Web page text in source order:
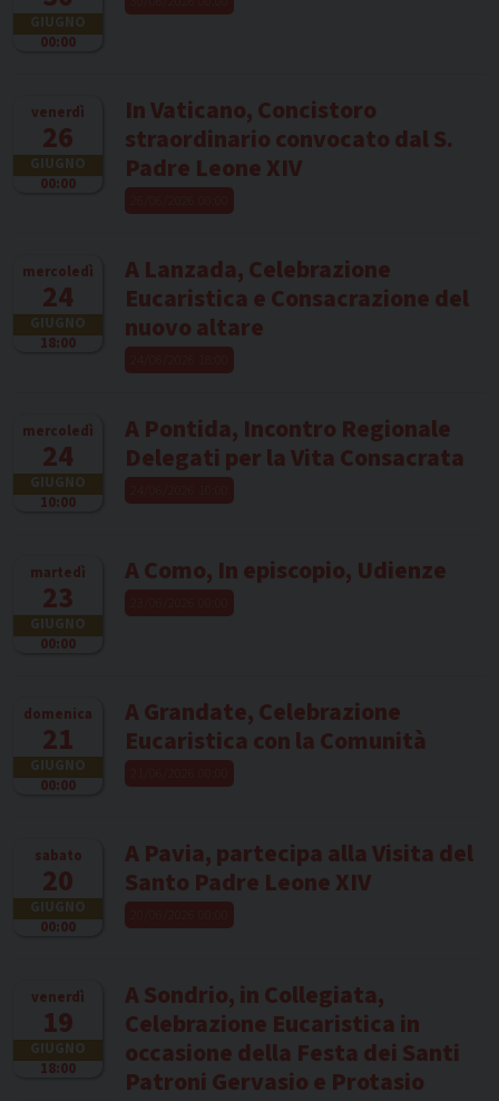
GIUGNO
00:00
venerdì
26
GIUGNO
00:00
In Vaticano, Concistoro
straordinario convocato dal S.
Padre Leone XIV
mercoledì
24
GIUGNO
18:00
A Lanzada, Celebrazione
Eucaristica e Consacrazione del
nuovo altare
mercoledì
24
GIUGNO
10:00
A Pontida, Incontro Regionale
Delegati per la Vita Consacrata
martedì
23
GIUGNO
00:00
A Como, In episcopio, Udienze
domenica
21
GIUGNO
00:00
A Grandate, Celebrazione
Eucaristica con la Comunità
sabato
20
GIUGNO
00:00
A Pavia, partecipa alla Visita del
Santo Padre Leone XIV
venerdì
19
GIUGNO
18:00
A Sondrio, in Collegiata,
Celebrazione Eucaristica in
occasione della Festa dei Santi
Patroni Gervasio e Protasio